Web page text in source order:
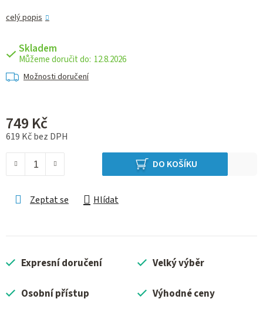
celý popis
Skladem
12.8.2026
Možnosti doručení
749 Kč
619 Kč bez DPH
DO KOŠÍKU
Zeptat se Hlídat
Expresní doručení Velký výběr
Osobní přístup Výhodné ceny